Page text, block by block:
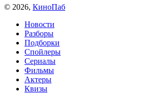
© 2026, КиноПаб
Новости
Разборы
Подборки
Спойлеры
Сериалы
Фильмы
Актеры
Квизы